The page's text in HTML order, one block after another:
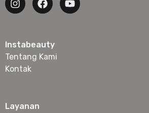
Instabeauty
Tentang Kami
Kontak
Layanan